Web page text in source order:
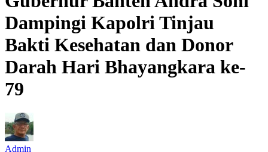
Dampingi Kapolri Tinjau
Bakti Kesehatan dan Donor
Darah Hari Bhayangkara ke-
79
Admin